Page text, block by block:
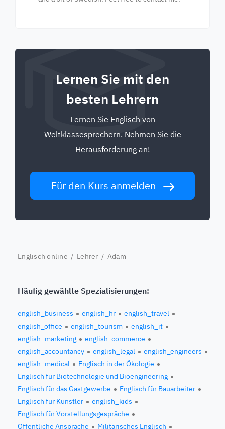
Lernen Sie mit den
besten Lehrern
Lernen Sie Englisch von
Weltklassesprechern. Nehmen Sie die
Herausforderung an!
Für den Kurs anmelden
Englisch online / Lehrer / Adam
Häufig gewählte Spezialisierungen:
english_business english_hr
english_travel
english_office
english_tourism
english_it
english_marketing
english_commerce
english_accountancy
english_legal
english_engineers
english_medical
Englisch in der Ökologie
Englisch für Biotechnologie und Bioengineering
Englisch für das Gastgewerbe
Englisch für Bauarbeiter
Englisch für Künstler
english_kids
Englisch für Vorstellungsgespräche
Öffentliche Ansprache
Militärisches Englisch